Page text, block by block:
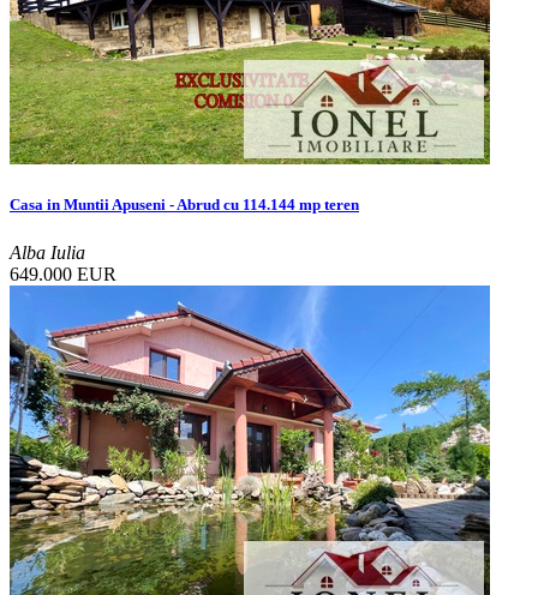
Casa in Muntii Apuseni - Abrud cu 114.144 mp teren
Alba Iulia
649.000 EUR